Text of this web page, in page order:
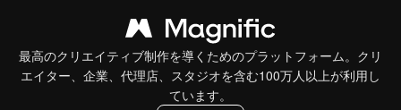
最高のクリエイティブ制作を導くためのプラットフォーム。クリ
エイター、企業、代理店、スタジオを含む100万人以上が利用し
ています。